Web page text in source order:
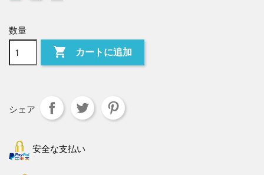
数量
 カートに追加
シェア
安全な支払い